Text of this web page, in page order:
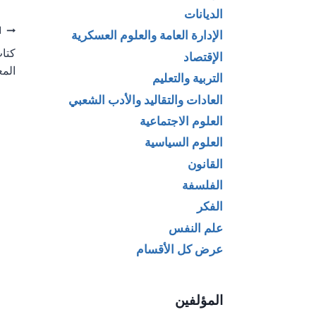
الديانات
الإدارة العامة والعلوم العسكرية
الإقتصاد
التربية والتعليم
العادات والتقاليد والأدب الشعبي
العلوم الاجتماعية
العلوم السياسية
القانون
الفلسفة
الفكر
علم النفس
عرض كل الأقسام
المؤلفين